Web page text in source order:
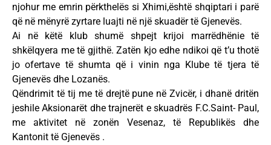
njohur me emrin përkthelës si Xhimi,është shqiptari i parë
që në mënyrë zyrtare luajti në një skuadër të Gjenevës.
Ai në këtë klub shumë shpejt krijoi marrëdhënie të
shkëlqyera me të gjithë. Zatën kjo edhe ndikoi që t’u thotë
jo ofertave të shumta që i vinin nga Klube të tjera të
Gjenevës dhe Lozanës.
Qëndrimit të tij me të drejtë pune në Zvicër, i dhanë dritën
jeshile Aksionarët dhe trajnerët e skuadrës F.C.Saint- Paul,
me aktivitet në zonën Vesenaz, të Republikës dhe
Kantonit të Gjenevës .